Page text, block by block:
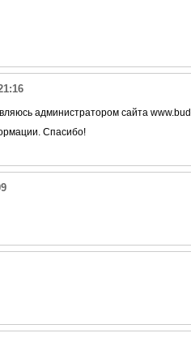
администратором сайта
Спасибо!